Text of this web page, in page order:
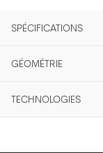
SPÉCIFICATIONS
GÉOMÉTRIE
TECHNOLOGIES